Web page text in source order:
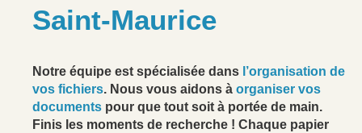
Saint-Maurice
Notre équipe est spécialisée dans l’organisation de
vos fichiers. Nous vous aidons à organiser vos
documents pour que tout soit à portée de main.
Finis les moments de recherche ! Chaque papier